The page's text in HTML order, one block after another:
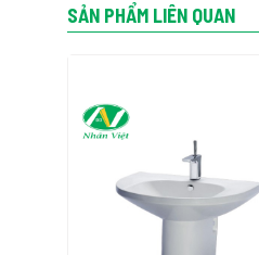
+ Với thiết kế sang trọng,
Phụ kiện chậu lavabo
+ Chậu lavabo: L2360
Sản phẩm không bao gồm :
Bản vẽ kỹ thuật chậu lavabo
SẢN PHẨM LIÊN QUAN